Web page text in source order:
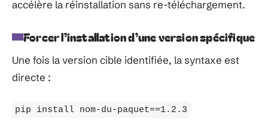
accélère la réinstallation sans re-téléchargement.
Forcer l’installation d’une version spécifique
Une fois la version cible identifiée, la syntaxe est
directe :
pip install nom-du-paquet==1.2.3